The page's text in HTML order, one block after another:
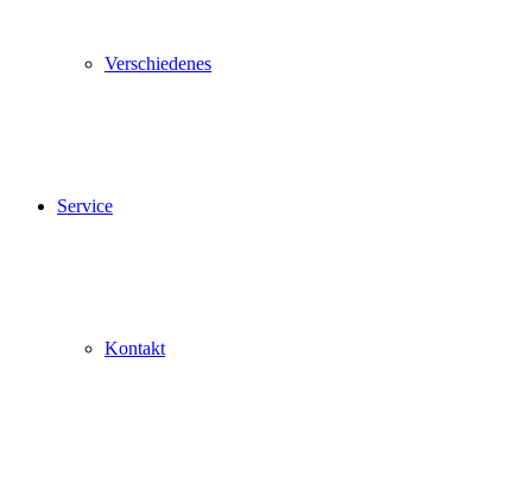
Verschiedenes
Service
Kontakt